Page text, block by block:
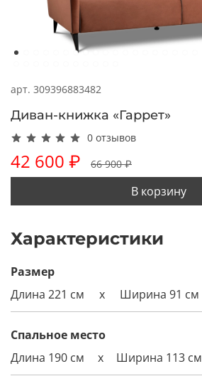
Характеристики
Размер
Длина 221 см
x Ширина 91 см
Спальное место
Длина 190 см
x Ширина 113 см
арт. 309396883482
Диван-книжка «Гаррет»
0 отзывов
42 600 ₽ 66 900 ₽
В корзину